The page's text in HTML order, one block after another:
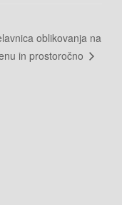
oblikovanja na
in prostoročno